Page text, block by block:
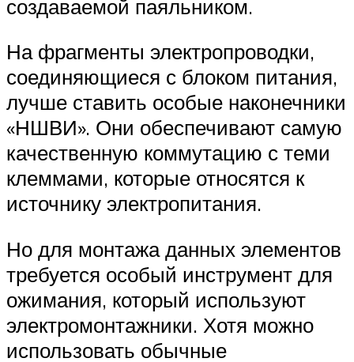
создаваемой паяльником.
На фрагменты электропроводки,
соединяющиеся с блоком питания,
лучше ставить особые наконечники
«НШВИ». Они обеспечивают самую
качественную коммутацию с теми
клеммами, которые относятся к
источнику электропитания.
Но для монтажа данных элементов
требуется особый инструмент для
ожимания, который используют
электромонтажники. Хотя можно
использовать обычные